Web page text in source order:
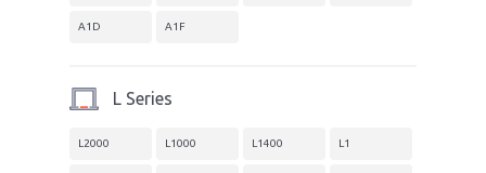
A1D A1F
L Series
L2000 L1000 L1400 L1